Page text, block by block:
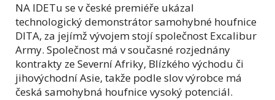
NA IDETu se v české premiéře ukázal
technologický demonstrátor samohybné houfnice
DITA, za jejímž vývojem stojí společnost Excalibur
Army. Společnost má v současné rozjednány
kontrakty ze Severní Afriky, Blízkého východu či
jihovýchodní Asie, takže podle slov výrobce má
česká samohybná houfnice vysoký potenciál.